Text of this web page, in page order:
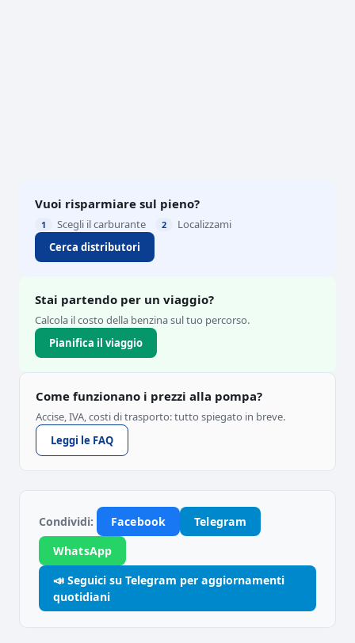
Vuoi risparmiare sul pieno?
1 Scegli il carburante 2
Localizzami
Cerca distributori
Stai partendo per un viaggio?
Calcola il costo della benzina sul tuo percorso.
Pianifica il viaggio
Come funzionano i prezzi alla pompa?
Accise, IVA, costi di trasporto: tutto spiegato in breve.
Leggi le FAQ
Condividi: Facebook
Telegram
WhatsApp
📣 Seguici su Telegram per aggiornamenti
quotidiani